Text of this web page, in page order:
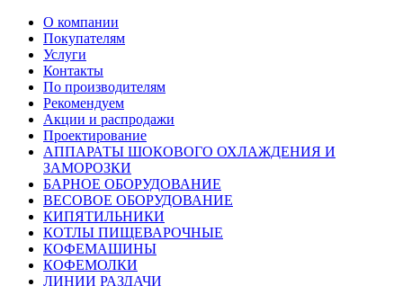
О компании
Покупателям
Услуги
Контакты
По производителям
Рекомендуем
Акции и распродажи
Проектирование
АППАРАТЫ ШОКОВОГО ОХЛАЖДЕНИЯ И
ЗАМОРОЗКИ
БАРНОЕ ОБОРУДОВАНИЕ
ВЕСОВОЕ ОБОРУДОВАНИЕ
КИПЯТИЛЬНИКИ
КОТЛЫ ПИЩЕВАРОЧНЫЕ
КОФЕМАШИНЫ
КОФЕМОЛКИ
ЛИНИИ РАЗДАЧИ